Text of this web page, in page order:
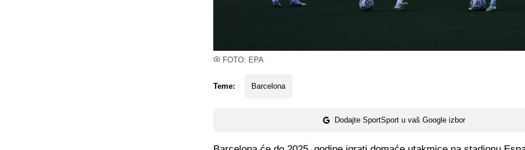
FOTO: EPA
Teme: Barcelona
Dodajte SportSport u vaš Google izbor